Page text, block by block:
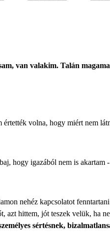
van valakim. Talán
volna, hogy miért nem
hogy igazából nem is akartam
nehéz kapcsolatot
azt hittem, jót teszek velük, ha
sértésnek,